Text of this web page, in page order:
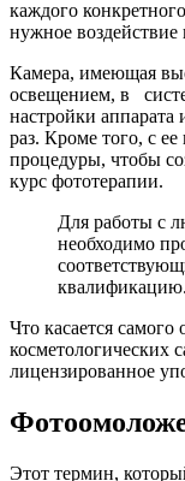
каждого
нужное воздействие
Камера, имеющая
освещением, в
настройки
раз. Кроме того, с
процедуры, чтобы
курс фототерапии.
Для работы с
необходимо
квалификацию.
Что касается
косметологических
лицензированное
Этот термин,